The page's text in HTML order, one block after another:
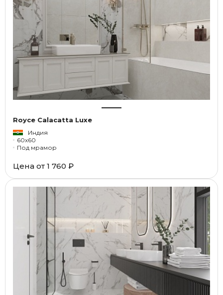
Royce Calacatta Luxe
Индия
60x60
Под мрамор
Цена от 1 760 ₽